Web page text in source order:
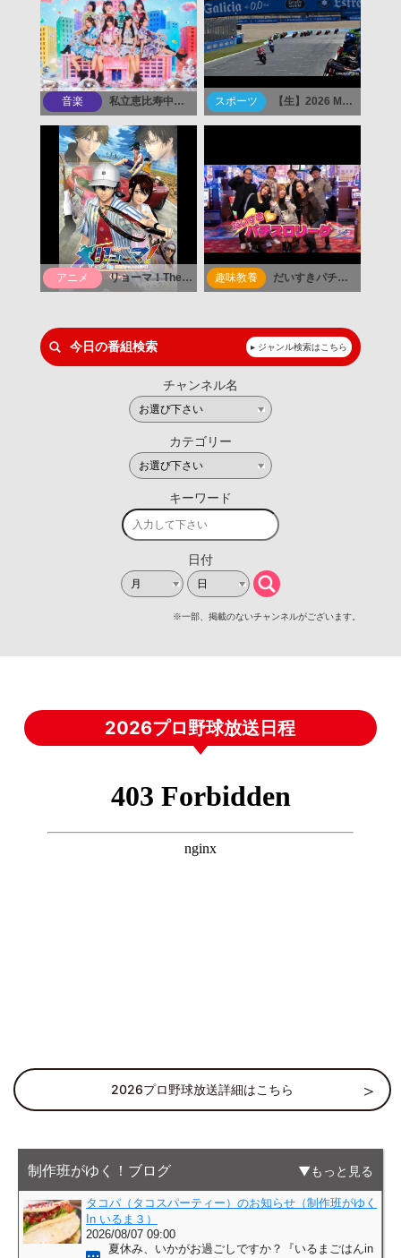
2026プロ野球放送日程
2026プロ野球放送詳細はこちら
制作班がゆく！ブログ もっと見る